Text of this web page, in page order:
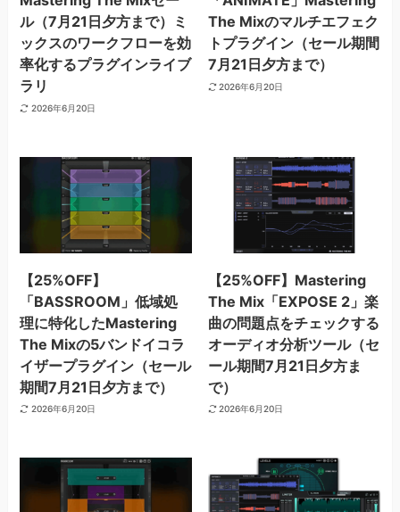
ル（7月21日夕方まで）ミ
ックスのワークフローを効
率化するプラグインライブ
ラリ
2026年6月20日
The Mixのマルチエフェク
トプラグイン（セール期間
7月21日夕方まで）
2026年6月20日
【25%OFF】
「BASSROOM」低域処
理に特化したMastering
The Mixの5バンドイコラ
イザープラグイン（セール
期間7月21日夕方まで）
2026年6月20日
【25%OFF】Mastering
The Mix「EXPOSE 2」楽
曲の問題点をチェックする
オーディオ分析ツール（セ
ール期間7月21日夕方ま
で）
2026年6月20日